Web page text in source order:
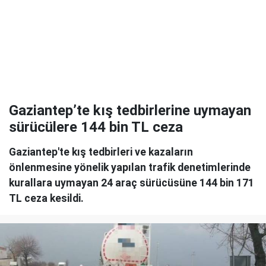
Gaziantep’te kış tedbirlerine uymayan
sürücülere 144 bin TL ceza
Gaziantep'te kış tedbirleri ve kazaların
önlenmesine yönelik yapılan trafik denetimlerinde
kurallara uymayan 24 araç sürücüsüne 144 bin 171
TL ceza kesildi.